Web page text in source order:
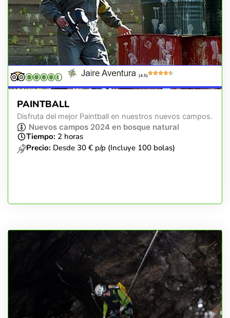
(4.5)
PAINTBALL
Disfruta del mejor Paintball en nuestros nuevos campos.
Nuevos campos 2024 en bosque natural
Tiempo: 2 horas
Precio: Desde 30 € p/p (Incluye 100 bolas)